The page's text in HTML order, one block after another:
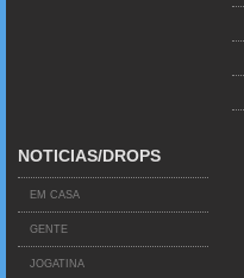
NOTICIAS/DROPS
EM CASA
GENTE
JOGATINA